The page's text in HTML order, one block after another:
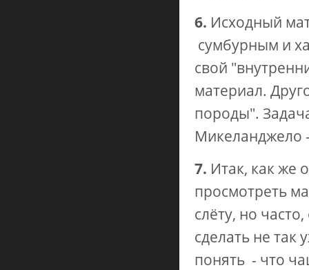
6. Исходный
сумбурным и
свой
материал.
породы".
Микеланджело
7. Итак, как же
просмотреть
слёту, но
сделать не так
понять - что